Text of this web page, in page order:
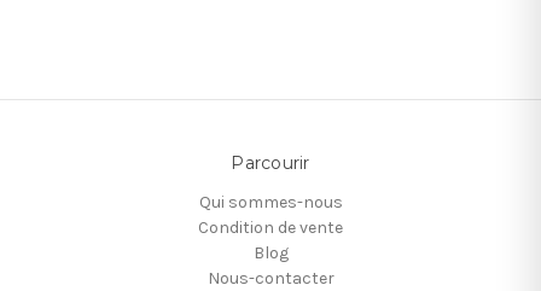
Parcourir
Qui sommes-nous
Condition de vente
Blog
Nous-contacter